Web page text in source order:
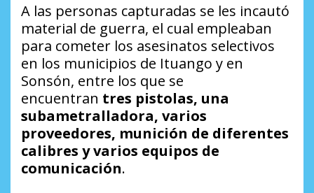
A las personas capturadas se les incautó
material de guerra, el cual empleaban
para cometer los asesinatos selectivos
en los municipios de Ituango y en
Sonsón, entre los que se
encuentran tres pistolas, una
subametralladora, varios
proveedores, munición de diferentes
calibres y varios equipos de
comunicación.